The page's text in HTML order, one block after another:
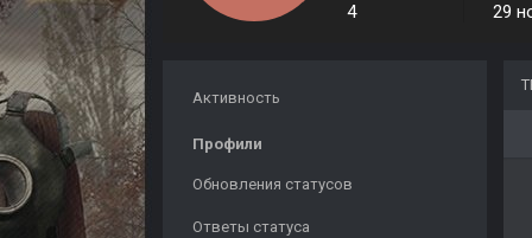
4 29
Активность
Профили
Обновления статусов
Ответы статуса